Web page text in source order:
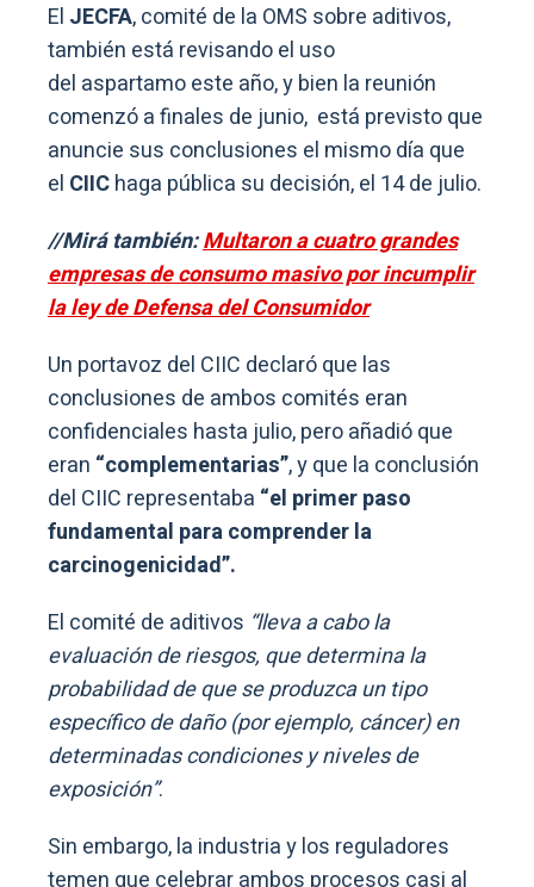
El JECFA, comité de la OMS sobre aditivos,
también está revisando el uso
del aspartamo este año, y bien la reunión
comenzó a finales de junio, está previsto que
anuncie sus conclusiones el mismo día que
el CIIChaga pública su decisión, el 14 de julio.
//Mirá también:Multaron a cuatro grandes
empresas de consumo masivo por incumplir
la ley de Defensa del Consumidor
Un portavoz del CIIC declaró que las
conclusiones de ambos comités eran
confidenciales hasta julio, pero añadió que
eran “complementarias”, y que la conclusión
del CIIC representaba “el primer paso
fundamental para comprender la
carcinogenicidad”.
El comité de aditivos “lleva a cabo la
evaluación de riesgos, que determina la
probabilidad de que se produzca un tipo
específico de daño (por ejemplo, cáncer) en
determinadas condiciones y niveles de
exposición”.
Sin embargo, la industria y los reguladores